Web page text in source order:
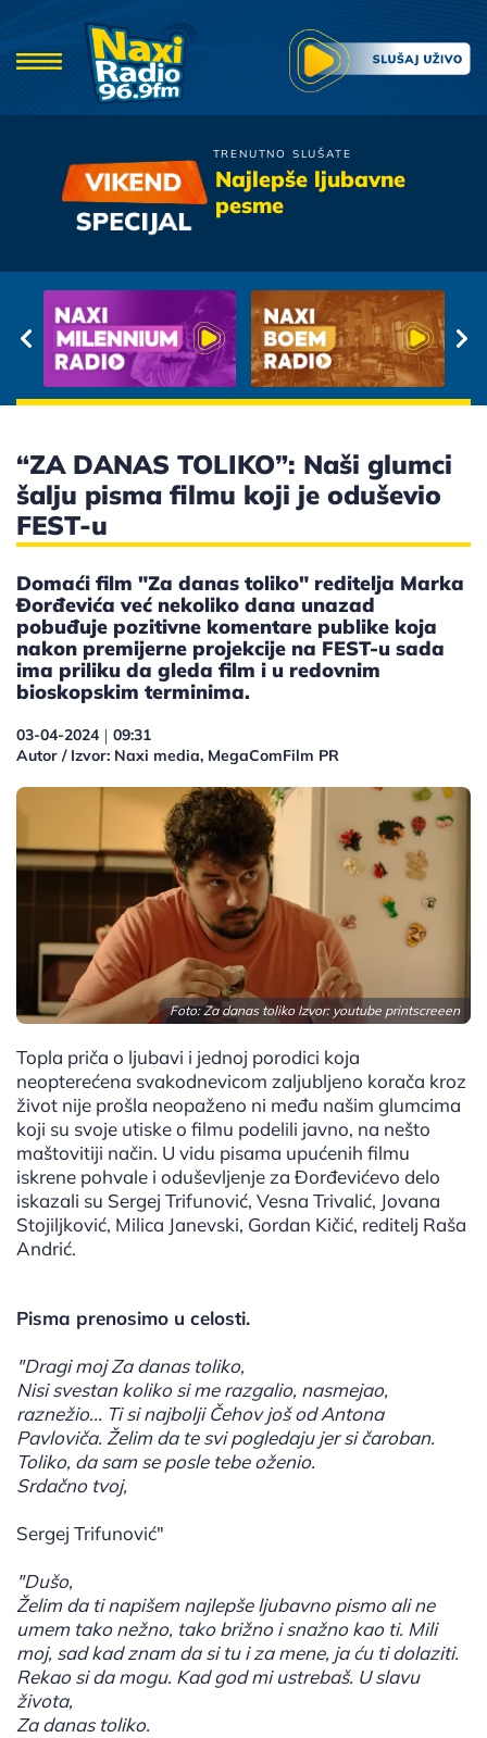
TRENUTNO SLUŠATE
Najlepše ljubavne
pesme
Hari Mata Hari
“ZA DANAS TOLIKO”: Naši glumci
šalju pisma filmu koji je oduševio
FEST-u
Domaći film "Za danas toliko" reditelja Marka
Đorđevića već nekoliko dana unazad
pobuđuje pozitivne komentare publike koja
nakon premijerne projekcije na FEST-u sada
ima priliku da gleda film i u redovnim
bioskopskim terminima.
03-04-2024 | 09:31
Autor / Izvor: Naxi media, MegaComFilm PR
Foto: Za danas toliko Izvor: youtube printscreeen
Topla priča o ljubavi i jednoj porodici koja
neopterećena svakodnevicom zaljubljeno korača kroz
život nije prošla neopaženo ni među našim glumcima
koji su svoje utiske o filmu podelili javno, na nešto
maštovitiji način. U vidu pisama upućenih filmu
iskrene pohvale i oduševljenje za Đorđevićevo delo
iskazali su Sergej Trifunović, Vesna Trivalić, Jovana
Stojiljković, Milica Janevski, Gordan Kičić, reditelj Raša
Andrić.
Pisma prenosimo u celosti.
"Dragi moj Za danas toliko,
Nisi svestan koliko si me razgalio, nasmejao,
raznežio... Ti si najbolji Čehov još od Antona
Pavloviča. Želim da te svi pogledaju jer si čaroban.
Toliko, da sam se posle tebe oženio.
Srdačno tvoj,
Sergej Trifunović"
"Dušo,
Želim da ti napišem najlepše ljubavno pismo ali ne
umem tako nežno, tako brižno i snažno kao ti. Mili
moj, sad kad znam da si tu i za mene, ja ću ti dolaziti.
Rekao si da mogu. Kad god mi ustrebaš. U slavu
života,
Za danas toliko.